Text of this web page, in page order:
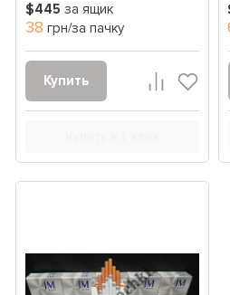
$445 за ящик
38 грн/за пачку
Купить